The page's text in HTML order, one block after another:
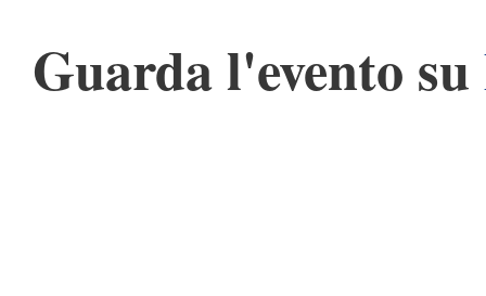
Guarda l'evento su